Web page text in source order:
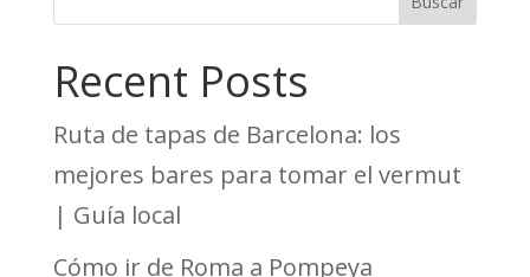
Recent Posts
Ruta de tapas de Barcelona: los
mejores bares para tomar el vermut
| Guía local
Cómo ir de Roma a Pompeya